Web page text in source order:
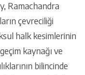
Ramachandra
çevreciliği
halk kesimlerinin
kaynağı ve
bilincinde